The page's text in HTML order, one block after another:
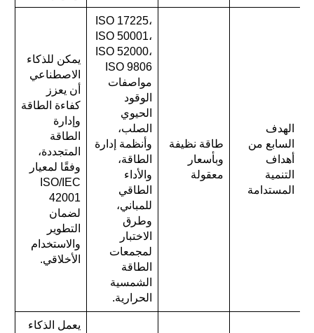
الهدف
السابع من
أهداف
التنمية
المستدامة
طاقة نظيفة
وبأسعار
معقولة
ISO 17225،
ISO 50001،
ISO 52000،
ISO 9806
مواصفات
الوقود
الحيوي
الصلب،
وأنظمة إدارة
الطاقة،
والأداء
الطاقي
للمباني،
وطرق
الاختبار
لمجمعات
الطاقة
الشمسية
الحرارية.
يمكن للذكاء
الاصطناعي
أن يعزز
كفاءة الطاقة
وإدارة
الطاقة
المتجددة،
وفقًا لمعيار
ISO/IEC
42001
لضمان
التطوير
والاستخدام
الأخلاقي.
يعمل الذكاء